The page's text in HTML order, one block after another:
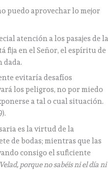
puedo aprovechar lo mejor
atención a los pasajes de la
fija en el Señor, el espíritu de
dada.
evitaría desafíos
los peligros, no por miedo
a tal o cual situación.
es la virtud de la
de bodas; mientras que las
consigo el suficiente
porque no sabéis ni el día ni